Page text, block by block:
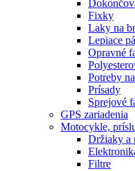
Fixky
Laky na
Lepiace
Opravné
Potreby
Prísady
Sprejové
GPS zariadenia
Motocykle,
Držiaky a
Filtre